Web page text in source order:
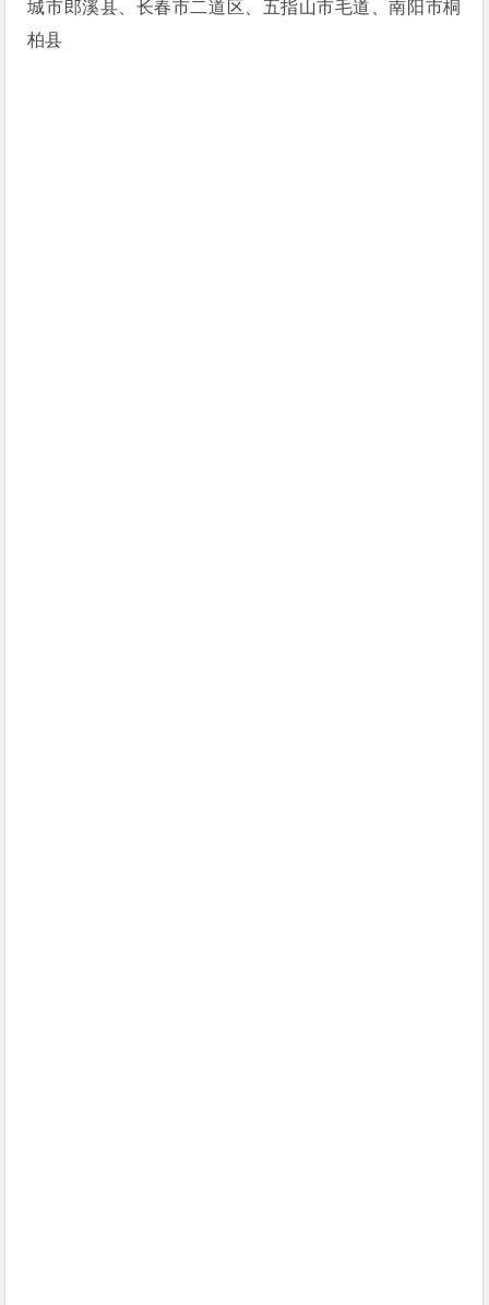
城市郎溪县、长春市二道区、五指山市毛道、南阳市桐
柏县